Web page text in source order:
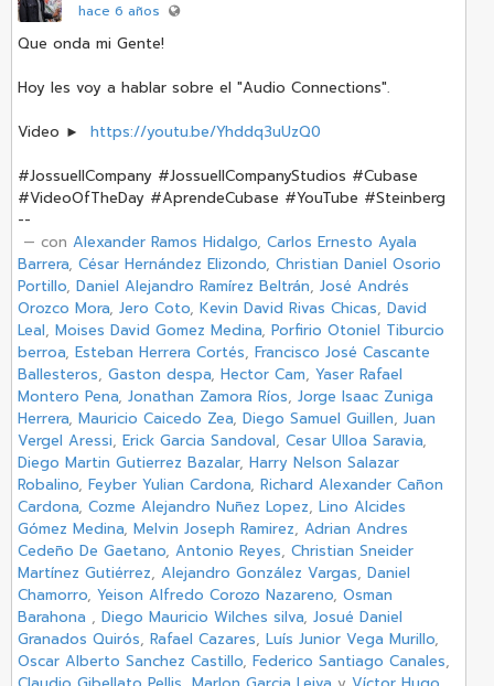
hace 6 años
Que onda mi Gente!
Hoy les voy a hablar sobre el "Audio Connections".
Video ► https://youtu.be/Yhddq3uUzQ0
#JossuellCompany #JossuellCompanyStudios #Cubase
#VideoOfTheDay #AprendeCubase #YouTube #Steinberg
--
‏ — con Alexander Ramos Hidalgo, Carlos Ernesto Ayala
Barrera, César Hernández Elizondo, Christian Daniel Osorio
Portillo, Daniel Alejandro Ramírez Beltrán, José Andrés
Orozco Mora, Jero Coto, Kevin David Rivas Chicas, David
Leal, Moises David Gomez Medina, Porfirio Otoniel Tiburcio
berroa, Esteban Herrera Cortés, Francisco José Cascante
Ballesteros, Gaston despa, Hector Cam, Yaser Rafael
Montero Pena, Jonathan Zamora Ríos, Jorge Isaac Zuniga
Herrera, Mauricio Caicedo Zea, Diego Samuel Guillen, Juan
Vergel Aressi, Erick Garcia Sandoval, Cesar Ulloa Saravia,
Diego Martin Gutierrez Bazalar, Harry Nelson Salazar
Robalino, Feyber Yulian Cardona, Richard Alexander Cañon
Cardona, Cozme Alejandro Nuñez Lopez, Lino Alcides
Gómez Medina, Melvin Joseph Ramirez, Adrian Andres
Cedeño De Gaetano, Antonio Reyes, Christian Sneider
Martínez Gutiérrez, Alejandro González Vargas, Daniel
Chamorro, Yeison Alfredo Corozo Nazareno, Osman
Barahona , Diego Mauricio Wilches silva, Josué Daniel
Granados Quirós, Rafael Cazares, Luís Junior Vega Murillo,
Oscar Alberto Sanchez Castillo, Federico Santiago Canales,